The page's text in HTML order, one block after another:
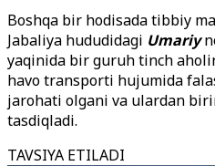
Boshqa bir hodisada tibbiy
Jabaliya hududidagi Umariy
yaqinida bir guruh tinch
havo transporti hujumida
jarohati olgani va ulardan
tasdiqladi.
TAVSIYA ETILADI